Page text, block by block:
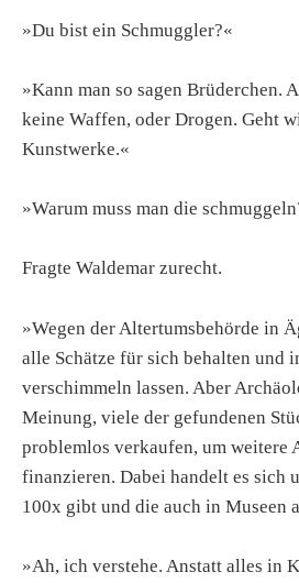
»Du bist ein Schmuggler?«
»Kann man so sagen Brüderchen.
keine Waffen, oder Drogen. Geht
Kunstwerke.«
»Warum muss man die
Fragte Waldemar zurecht.
»Wegen der Altertumsbehörde in
alle Schätze für sich behalten und
verschimmeln lassen. Aber
Meinung, viele der gefundenen
problemlos verkaufen, um weitere
finanzieren. Dabei handelt es sich
100x gibt und die auch in Museen
»Ah, ich verstehe. Anstatt alles in